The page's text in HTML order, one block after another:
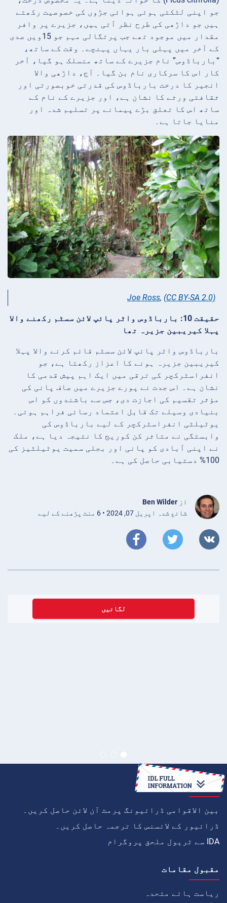
جو اپنی لٹکتی ہوئی ہوائی جڑوں کی خصوصیت رکھتے
ہیں جو داڑھی کی طرح نظر آتی ہیں، جزیرے پر وافر
مقدار میں موجود تھے جب پرتگالی مہم جو 15ویں صدی
کے آخر میں پہلی بار یہاں پہنچے۔ وقت کے ساتھ،
“بارباڈوس” نام جزیرے کے ساتھ منسلک ہو گیا، آخر
کار اس کا سرکاری نام بن گیا۔ آج، داڑھی والا
انجیر کا درخت بارباڈوس کی قدرتی خوبصورتی اور
ثقافتی ورثے کا نشان ہے، اور جزیرے کے نام کے
ساتھ اس کا تعلق بڑے پیمانے پر تسلیم شدہ اور
منایا جاتا ہے۔
Joe Ross, (CC BY-SA 2.0)
حقیقت 10: بارباڈوس واٹر پائپ لائن سسٹم رکھنے والا
پہلا کیریبین جزیرہ تھا
بارباڈوس واٹر پائپ لائن سسٹم قائم کرنے والا پہلا
کیریبین جزیرہ ہونے کا اعزاز رکھتا ہے، جو
انفراسٹرکچر کی ترقی میں ایک اہم پیش قدمی کا
نشان ہے۔ اس جدت نے پورے جزیرے میں صاف پانی کی
مؤثر تقسیم کی اجازت دی، جس سے باشندوں کو اس
بنیادی وسیلے تک قابل اعتماد رسائی فراہم ہوئی۔
یوٹیلٹی انفراسٹرکچر کے لیے بارباڈوس کی
وابستگی نے متاثر کن کوریج کا نتیجہ دیا ہے، ملک
نے اپنی آبادی کو پانی اور بجلی سمیت یوٹیلٹیز کی
100% دستیابی حاصل کی ہے۔
از Ben Wilder
شائع شدہ اپریل 07, 2024 • 6 منٹ پڑھنے کے لیے
لگائیں
کیسے
بین الاقوامی ڈرائیونگ پرمٹ آن لائن حاصل کریں۔
ڈرائیور کے لائسنس کا ترجمہ حاصل کریں۔
IDA سے ٹریول ملحق پروگرام
مقبول مقامات
ریاست ہائے متحدہ